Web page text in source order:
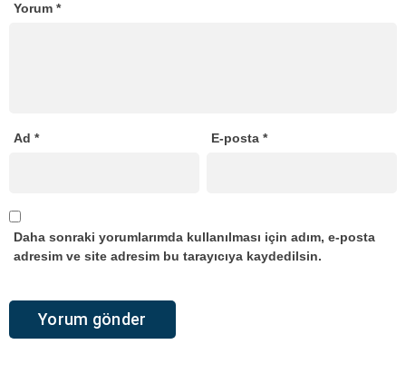
Yorum *
Ad * E-posta*
Daha sonraki yorumlarımda kullanılması için adım, e-posta
adresim ve site adresim bu tarayıcıya kaydedilsin.